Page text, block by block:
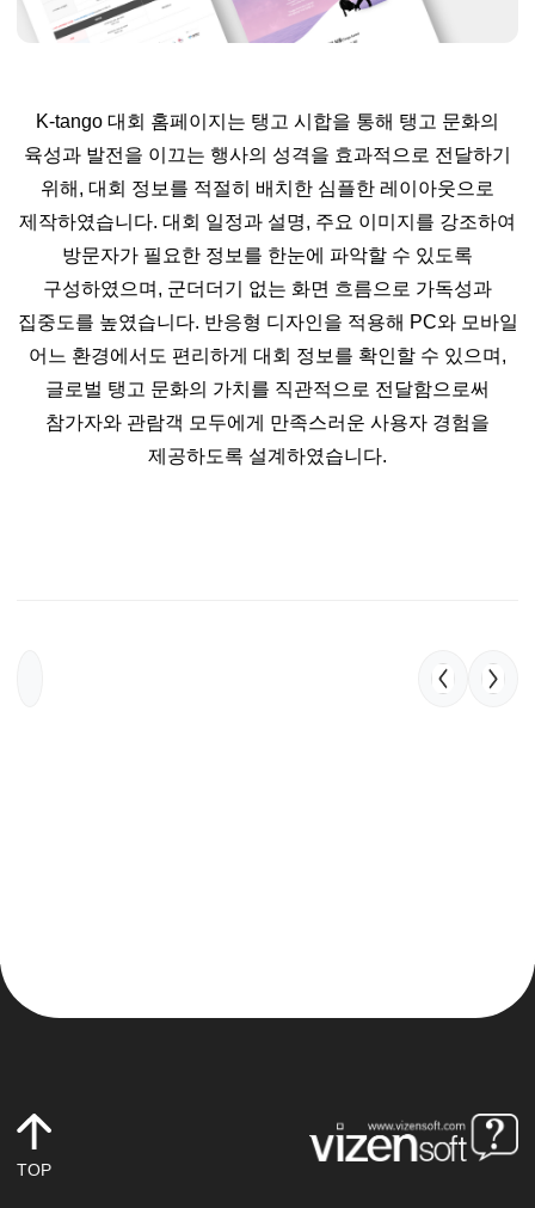
K-tango 대회 홈페이지는 탱고 시합을 통해 탱고 문화의
육성과 발전을 이끄는 행사의 성격을 효과적으로 전달하기
위해, 대회 정보를 적절히 배치한 심플한 레이아웃으로
제작하였습니다. 대회 일정과 설명, 주요 이미지를 강조하여
방문자가 필요한 정보를 한눈에 파악할 수 있도록
구성하였으며, 군더더기 없는 화면 흐름으로 가독성과
집중도를 높였습니다. 반응형 디자인을 적용해 PC와 모바일
어느 환경에서도 편리하게 대회 정보를 확인할 수 있으며,
글로벌 탱고 문화의 가치를 직관적으로 전달함으로써
참가자와 관람객 모두에게 만족스러운 사용자 경험을
제공하도록 설계하였습니다.
TOP